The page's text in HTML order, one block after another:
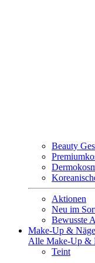
Beauty
Aktionen
Neu im
Bewusste
Make-Up &
Alle Make-Up &
Teint